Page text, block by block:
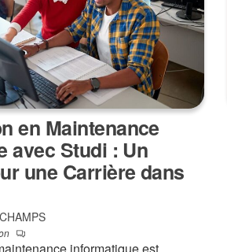
en Maintenance
avec Studi : Un
une Carrière dans